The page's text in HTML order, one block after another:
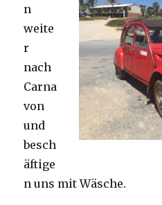
n
weite
r
nach
Carna
von
und
besch
äftige
n uns mit Wäsche.